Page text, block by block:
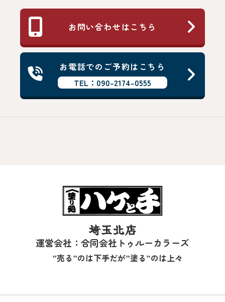
お問い合わせはこちら
お電話でのご予約はこちら
TEL：090-2174-0555
埼玉北店
運営会社：合同会社トゥルーカラーズ
”売る”のは下手だが”塗る”のは上々